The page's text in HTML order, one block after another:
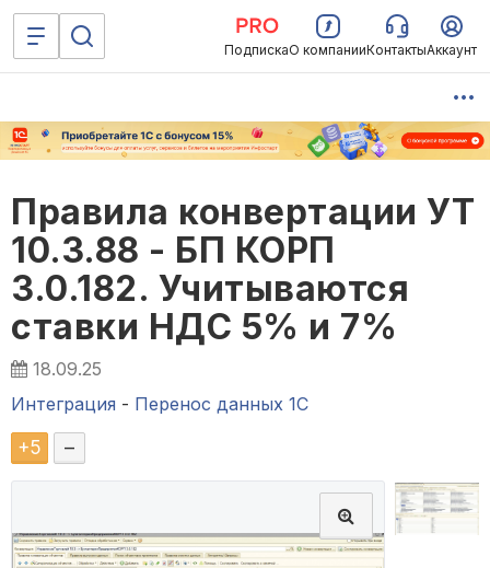
ПодпискаО компанииКонтактыАккаунт
Правила конвертации УТ
10.3.88 - БП КОРП
3.0.182. Учитываются
ставки НДС 5% и 7%
18.09.25
Интеграция - Перенос данных 1C
+5 –